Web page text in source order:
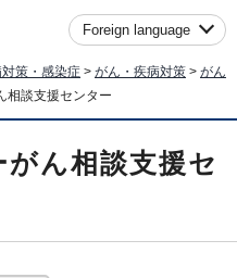
Foreign language
策・感染症 > がん・疾病対策 > がん
相談支援センター
ん相談支援セ